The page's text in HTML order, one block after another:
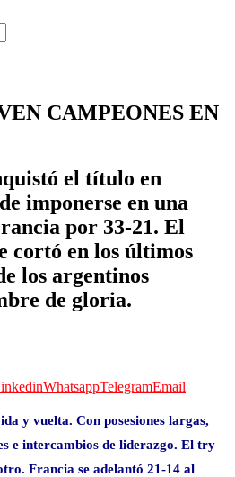
CAMPEONES EN
el título en
imponerse en una
por 33-21. El
cortó en los últimos
los argentinos
de gloria.
WhatsappTelegramEmail
y vuelta. Con posesiones largas,
e intercambios de liderazgo. El try
Francia se adelantó 21-14 al